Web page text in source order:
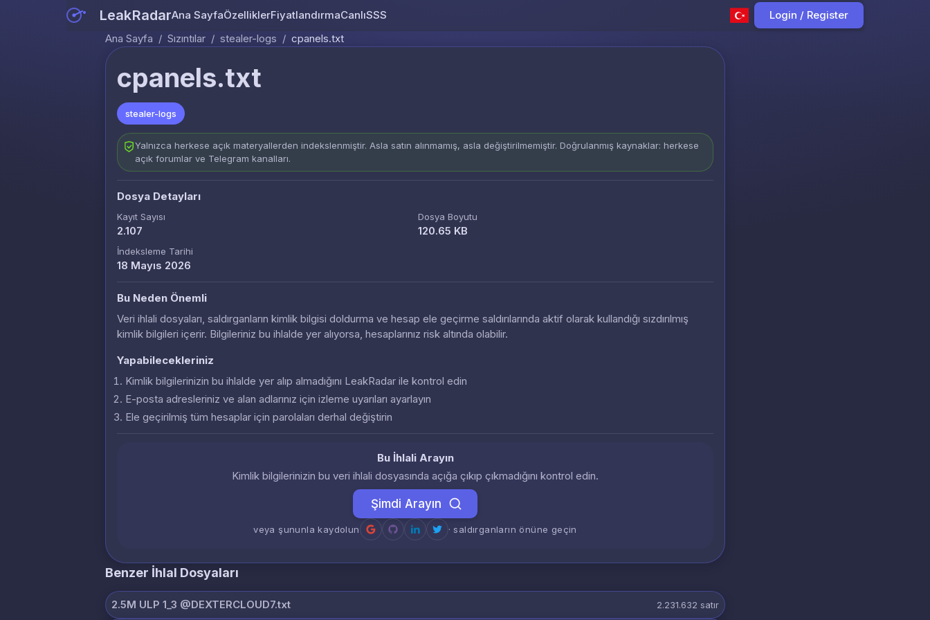
LeakRadarAna SayfaÖzelliklerFiyatlandırmaCanlıSSS
Login / Register
Ana Sayfa / Sızıntılar / stealer-logs / cpanels.txt
cpanels.txt
stealer-logs
Yalnızca herkese açık materyallerden indekslenmiştir. Asla satın alınmamış, asla değiştirilmemiştir. Doğrulanmış kaynaklar: herkese
açık forumlar ve Telegram kanalları.
Dosya Detayları
Kayıt Sayısı
2.107
Dosya Boyutu
120.65 KB
İndeksleme Tarihi
18 Mayıs 2026
Bu Neden Önemli
Veri ihlali dosyaları, saldırganların kimlik bilgisi doldurma ve hesap ele geçirme saldırılarında aktif olarak kullandığı sızdırılmış
kimlik bilgileri içerir. Bilgileriniz bu ihlalde yer alıyorsa, hesaplarınız risk altında olabilir.
Yapabilecekleriniz
Kimlik bilgilerinizin bu ihlalde yer alıp almadığını LeakRadar ile kontrol edin
E-posta adresleriniz ve alan adlarınız için izleme uyarıları ayarlayın
Ele geçirilmiş tüm hesaplar için parolaları derhal değiştirin
Bu İhlali Arayın
Kimlik bilgilerinizin bu veri ihlali dosyasında açığa çıkıp çıkmadığını kontrol edin.
Şimdi Arayın
veya şununla kaydolun · saldırganların önüne geçin
Benzer İhlal Dosyaları
2.5M ULP 1_3 @DEXTERCLOUD7.txt 2.231.632 satır